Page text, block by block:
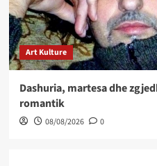
Art Kulture
Dashuria, martesa dhe
romantik
08/08/2026 0